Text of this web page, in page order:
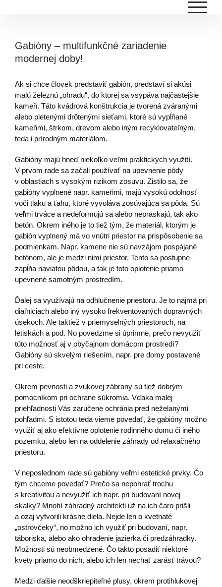
Gabióny – multifunkčné zariadenie
modernej doby!
Ak si chce človek predstaviť gabión, predstaví si akúsi
malú železnú „ohradu“, do ktorej sa vsypáva najčastejšie
kameň. Táto kvádrová konštrukcia je tvorená zváranými
alebo pletenými drôtenými sieťami, ktoré sú vypĺňané
kameňmi, štrkom, drevom alebo iným recyklovateľným,
teda i prírodným materiálom.
Gabióny majú hneď niekoľko veľmi praktických využití.
V prvom rade sa začali používať na upevnenie pôdy
v oblastiach s vysokým rizikom zosuvu. Zistilo sa, že
gabióny vyplnené napr. kameňmi, majú vysokú odolnosť
voči tlaku a ťahu, ktoré vyvoláva zosúvajúca sa pôda. Sú
veľmi trváce a nedeformujú sa alebo nepraskajú, tak ako
betón. Okrem iného je to tiež tým, že materiál, ktorým je
gabión vyplnený má vo vnútri priestor na prispôsobenie sa
podmienkam. Napr. kamene nie sú navzájom pospájané
betónom, ale je medzi nimi priestor. Tento sa postupne
zapĺňa naviatou pôdou, a tak je toto oplotenie priamo
upevnené samotným prostredím.
Ďalej sa využívajú na odhlučnenie priestoru. Je to najmä pri
diaľniciach alebo iný vysoko frekventovaných dopravných
úsekoch. Ale taktiež v priemyselných priestoroch, na
letiskách a pod. No povedzme si úprimne, prečo nevyužiť
túto možnosť aj v obyčajnom domácom prostredí?
Gabióny sú skvelým riešením, napr. pre domy postavené
pri ceste.
Okrem pevnosti a zvukovej zábrany sú tiež dobrým
pomocníkom pri ochrane súkromia. Vďaka malej
priehľadnosti Vás zaručene ochránia pred neželanými
pohľadmi. S istotou teda vieme povedať, že gabióny možno
využiť aj ako efektívne oplotenie rodinného domu či iného
pozemku, alebo len na oddelenie záhrady od relaxačného
priestoru.
V neposlednom rade sú gabióny veľmi estetické prvky. Čo
tým chceme povedať? Prečo sa nepohrať trochu
s kreativitou a nevyužiť ich napr. pri budovaní novej
skalky? Mnohí záhradný architekti už na ich čaro prišli
a ozaj vytvorili krásne diela. Nejde len o kvetnaté
„ostrovčeky“, no možno ich využiť pri budovaní, napr.
táboriska, alebo ako ohradenie jazierka či predzáhradky.
Možnosti sú neobmedzené. Čo takto posadiť niektoré
kvety priamo do nich, alebo ich len nechať zarásť trávou?
Medzi ďalšie neodškriepiteľné plusy, okrem protihlukovej